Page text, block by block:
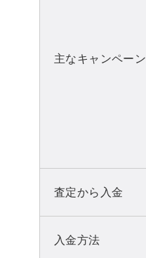
主なキャンペーン
査定から入金
入金方法